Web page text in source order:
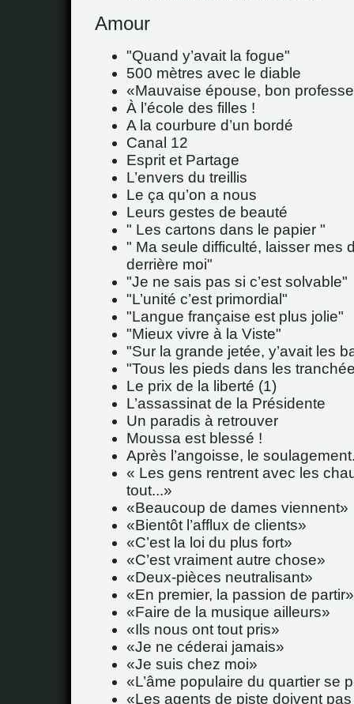
Amour
"Quand y’avait la fogue"
500 mètres avec le diable
Mauvaise épouse, bon
À l’école des filles !
A la courbure d’un bordé
Canal 12
Esprit et Partage
L’envers du treillis
Le ça qu’on a nous
Leurs gestes de beauté
" Les cartons dans le papier "
" Ma seule difficulté, laisser mes
derrière moi"
"Je ne sais pas si c’est solvable"
"L’unité c’est primordial"
"Langue française est plus jolie"
"Mieux vivre à la Viste"
"Sur la grande jetée, y’avait les
"Tous les pieds dans les
Le prix de la liberté (1)
L’assassinat de la Présidente
Un paradis à retrouver
Moussa est blessé !
Après l’angoisse, le
Les gens rentrent avec les
tout...
Beaucoup de dames viennent
Bientôt l’afflux de clients
C’est la loi du plus fort
C’est vraiment autre chose
Deux-pièces neutralisant
En premier, la passion de partir
Faire de la musique ailleurs
Ils nous ont tout pris
Je ne céderai jamais
Je suis chez moi
L’âme populaire du quartier se
Les agents de piste doivent